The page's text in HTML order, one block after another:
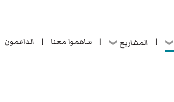
| المشاريع | ساهموا معنا | الداعمون